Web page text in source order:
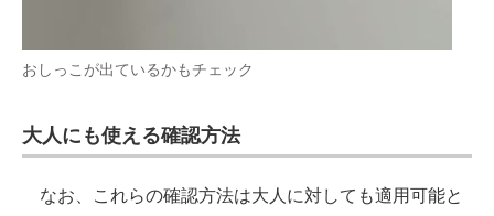
おしっこが出ているかもチェック
大人にも使える確認方法
なお、これらの確認方法は大人に対しても適用可能と